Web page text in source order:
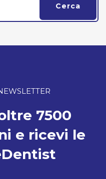
Cerca
7500
e ricevi le